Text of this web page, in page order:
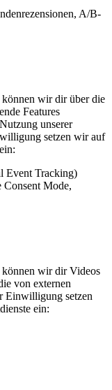
A/B-
wir dir über die
Features
unserer
setzen wir auf
Event Tracking)
Mode,
können wir dir Videos
von externen
Einwilligung setzen
ein: